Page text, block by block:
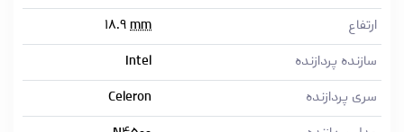
ارتفاع
۱۸.۹ mm
سازنده پردازنده
Intel
سری پردازنده
Celeron